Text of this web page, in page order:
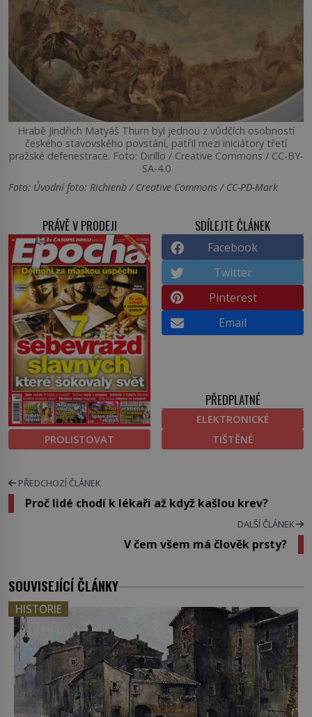
Hrabě Jindřich Matyáš Thurn byl jednou z vůdčích osobností
českého stavovského povstání, patřil mezi iniciátory třetí
pražské defenestrace. Foto: Dirillo / Creative Commons / CC-BY-
SA-4.0
Foto: Úvodní foto: Richienb / Creative Commons / CC-PD-Mark
PRÁVĚ V PRODEJI
PROLISTOVAT
SDÍLEJTE ČLÁNEK
Facebook
Twitter
Pinterest
Email
PŘEDPLATNÉ
ELEKTRONICKÉ
TIŠTĚNÉ
PŘEDCHOZÍ ČLÁNEK
Proč lidé chodí k lékaři až když kašlou krev?
DALŠÍ ČLÁNEK
V čem všem má člověk prsty?
SOUVISEJÍCÍ ČLÁNKY
HISTORIE